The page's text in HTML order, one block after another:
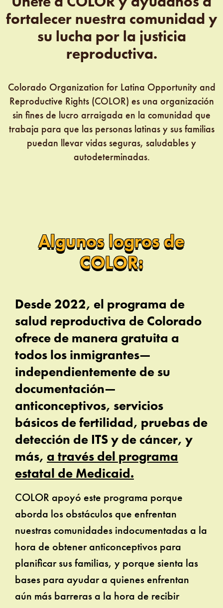
fortalecer nuestra comunidad y
su lucha por la justicia
reproductiva.
Colorado Organization for Latina Opportunity and
Reproductive Rights (COLOR) es una organización
sin fines de lucro arraigada en la comunidad que
trabaja para que las personas latinas y sus familias
puedan llevar vidas seguras, saludables y
autodeterminadas.
Algunos logros de
COLOR:
Desde 2022, el programa de
salud reproductiva de Colorado
ofrece de manera gratuita a
todos los inmigrantes—
independientemente de su
documentación—
anticonceptivos, servicios
básicos de fertilidad, pruebas de
detección de ITS y de cáncer, y
más, a través del programa
estatal de Medicaid.
COLOR apoyó este programa porque
aborda los obstáculos que enfrentan
nuestras comunidades indocumentadas a la
hora de obtener anticonceptivos para
planificar sus familias, y porque sienta las
bases para ayudar a quienes enfrentan
aún más barreras a la hora de recibir